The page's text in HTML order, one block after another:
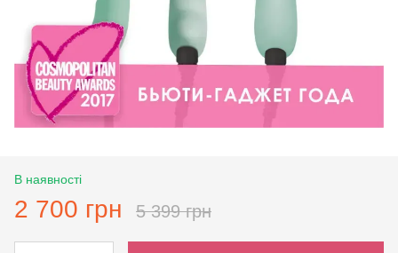
В наявності
2 700 грн 5 399 грн